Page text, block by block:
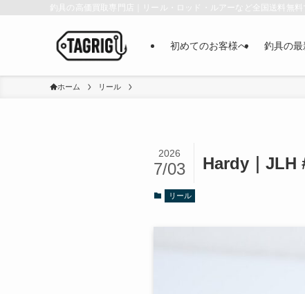
釣具の高価買取専門店｜リール・ロッド・ルアーなど全国送料無料
初めてのお客様へ 釣具の
ホーム リール
Hardy｜JLH
2026
7/03
リール